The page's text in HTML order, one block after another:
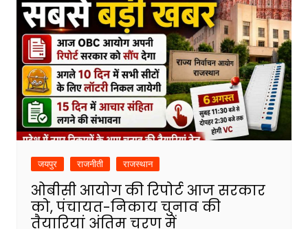
जयपुर राजनीती राजस्थान
ओबीसी आयोग की रिपोर्ट आज सरकार
को, पंचायत-निकाय चुनाव की
तैयारियां अंतिम चरण में